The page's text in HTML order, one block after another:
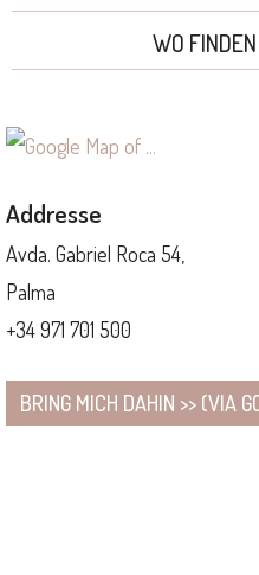
WO
Addresse
Avda. Gabriel Roca 54,
Palma
+34 971 701 500
BRING MICH DAHIN >> (VIA